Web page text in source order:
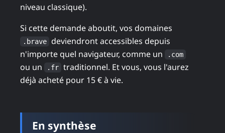
niveau classique).
Si cette demande aboutit, vos domaines
.brave
deviendront accessibles depuis
n'importe quel navigateur, comme un
.com
ou un .fr traditionnel. Et vous, vous l'aurez
déjà acheté pour 15 € à vie.
En synthèse